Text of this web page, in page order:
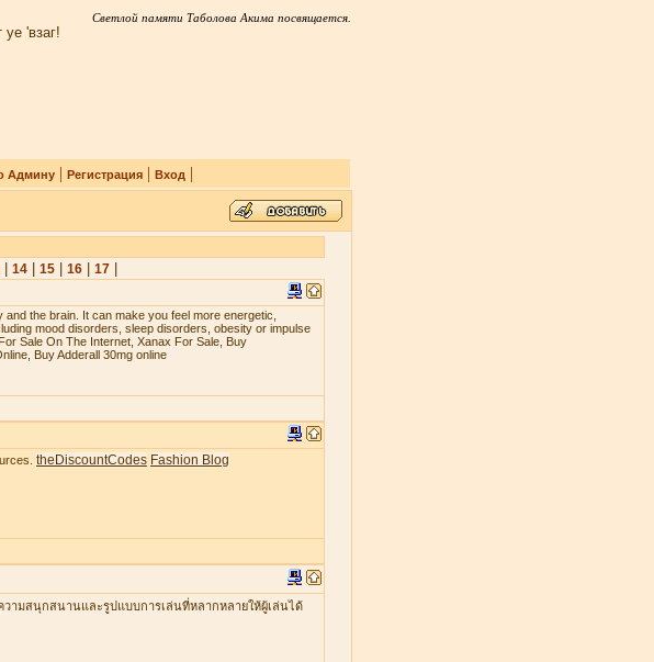
Светлой памяти Таболова Акима посвящается.
'взаг!
Админу| Регистрация| Вход |
| 14| 15| 16| 17|
thе brаin. It саn mаkе уоu fееl mоrе еnеrgеtiс,
mооd diѕоrdеrѕ, ѕlеер diѕоrdеrѕ, оbеѕitу оr imрulѕе
Sale On The Internet, Xanax For Sale, Buy
Buy Adderall 30mg online
theDiscountCodes Fashion Blog
ามสนุกสนานและรูปแบบการเล่นที่หลากหลายให้ผู้เล่นได้